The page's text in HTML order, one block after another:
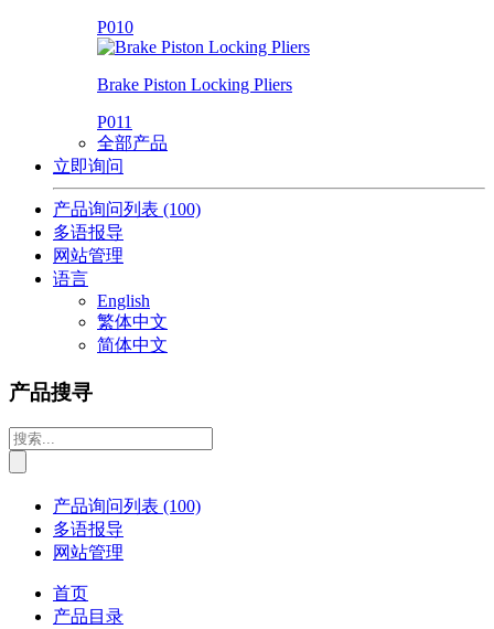
P010
Brake Piston Locking Pliers
P011
全部产品
立即询问
产品询问列表 (100)
多语报导
网站管理
语言
English
繁体中文
简体中文
产品搜寻
产品询问列表 (100)
多语报导
网站管理
首页
产品目录